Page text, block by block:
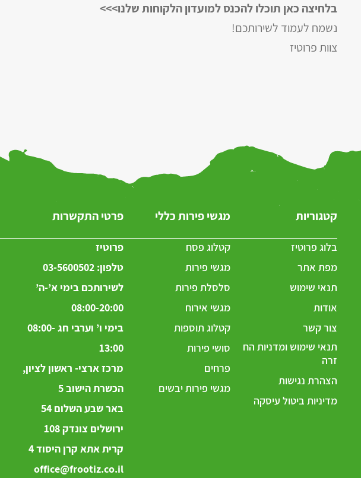
בלחיצה כאן תוכלו להכנס למועדון הלקוחות שלנו>>>
נשמח לעמוד לשירותכם!
צוות פרוטיז
קטגוריות
בלוג פרוטיז
מפת אתר
תנאי שימוש
אודות
צור קשר
תנאי שימוש ומדניות הח
זרה
הצהרת נגישות
מדיניות ביטול עיסקה
מגשי פירות כללי
קטלוג פסח
מגשי פירות
סלסלת פירות
מגשי אירוח
קטלוג תוספות
סושי פירות
פרחים
מגשי פירות יבשים
פרטי התקשרות
פרוטיז
טלפון: 03-5600502
לשירותכם בימי א’-ה’
08:00-20:00
בימי ו’ וערבי חג 08:00-
13:00
מרכז ארצי- ראשון לציון,
הכשרת הישוב 5
באר שבע השלום 54
ירושלים צונדק
קרית אתא קרן היסוד 4
office@frootiz.co.il